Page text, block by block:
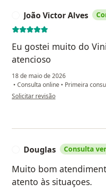
João Victor Alves
Eu gostei muito do
atencioso
18 de maio de 2026
• Consulta online • Primeira
na opinião do utilizador João Victor
Solicitar revisão
Douglas Consulta
Muito bom
atento às situaçoes.